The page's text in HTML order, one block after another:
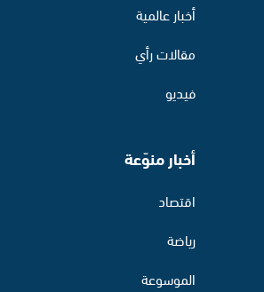
أخبار عالمية
مقالات رأي
فيديو
أخبار منوّعة
اقتصاد
رياضة
الموسوعة